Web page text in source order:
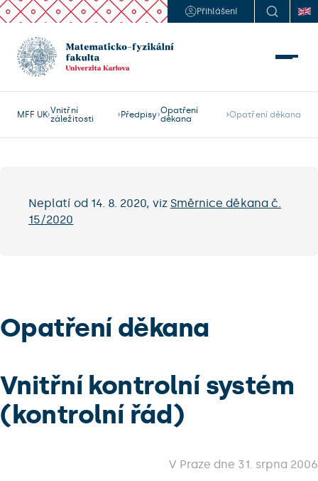
Přihlášení
MFF UK Vnitřní
záležitosti
Předpisy Opatření
děkana
Opatření děkana
Neplatí od 14. 8. 2020, viz Směrnice děkana č.
15/2020
Opatření děkana
Vnitřní kontrolní systém
(kontrolní řád)
V Praze dne 31. srpna 2006